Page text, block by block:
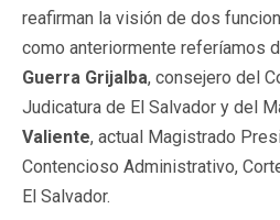
reafirman la visión de dos
como anteriormente referíamos
Guerra Grijalba, consejero del
Judicatura de El Salvador y del
Valiente, actual Magistrado
Contencioso Administrativo,
El Salvador.